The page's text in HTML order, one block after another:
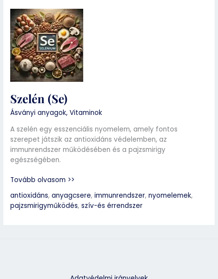
Szelén (Se)
Ásványi anyagok,Vitaminok
A szelén egy esszenciális nyomelem, amely fontos
szerepet játszik az antioxidáns védelemben, az
immunrendszer működésében és a pajzsmirigy
egészségében.
Szelén
(Se)
Tovább olvasom >>
antioxidáns,anyagcsere,immunrendszer,nyomelemek,
pajzsmirigyműködés,szív-és érrendszer